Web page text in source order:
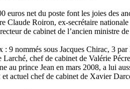
euros net du poste font les joies des
Claude Roiron, ex-secrétaire
de cabinet de l’ancien ministre
9 nommés sous Jacques Chirac, 3
chef de cabinet de Valérie
au prince Jean en mars 2008, a lui
actuel chef de cabinet de Xavier